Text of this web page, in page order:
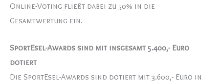
Online-Voting fließt dabei zu 50% in die
Gesamtwertung ein.
SportEsel-Awards sind mit insgesamt 5.400,- Euro
dotiert
Die SportEsel-Awards sind dotiert mit 3.600,- Euro in